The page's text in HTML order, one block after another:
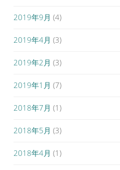
2019年9月 (4)
2019年4月 (3)
2019年2月 (3)
2019年1月 (7)
2018年7月 (1)
2018年5月 (3)
2018年4月 (1)